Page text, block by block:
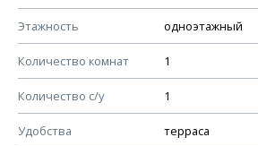
Этажность одноэтажный
Количество комнат 1
Количество с/у 1
Удобства терраса
Схема расположения лаг чердака
Схема расположения элементов
Спецификация элементов стропил
Устройство стропильной системы
Узлы устройства кровли